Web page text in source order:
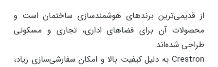
از قدیمی‌ترین برندهای هوشمندسازی ساختمان است و
محصولات آن برای فضاهای اداری، تجاری و مسکونی
طراحی شده‌اند.
Crestron به دلیل کیفیت بالا و امکان سفارشی‌سازی زیاد،